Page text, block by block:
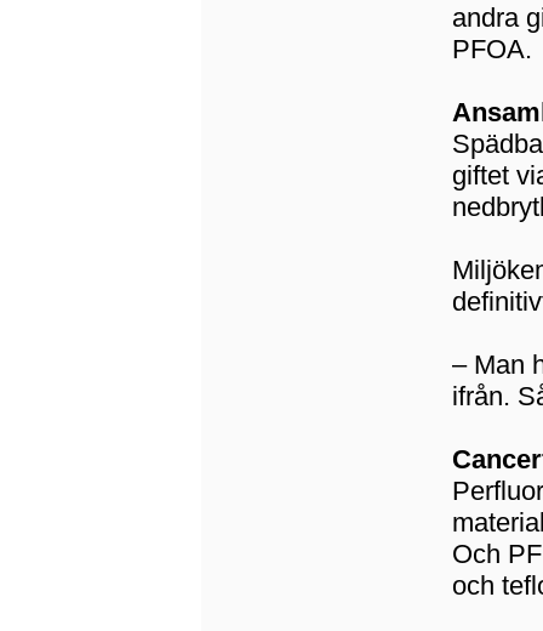
andra
PFOA.
giftet
– Man
ifrån.
Och
och